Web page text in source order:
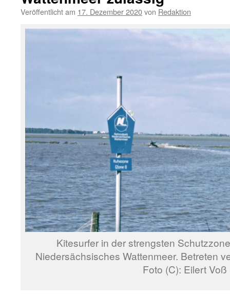
Veröffentlicht am 17. Dezember 2020von Redaktion
Kitesurfer in der strengsten
Niedersächsisches Wattenmeer. Betreten
Foto (C): Eilert Voß